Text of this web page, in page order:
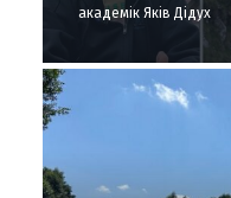
академік Яків Дідух